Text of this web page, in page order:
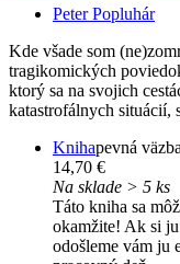
Peter Popluhár
Kde všade som
tragikomických
ktorý sa na svojich
katastrofálnych situácií,
Knihapevná väzba
14,70 €
Na sklade > 5 ks
Táto kniha sa
okamžite! Ak si
odošleme vám ju